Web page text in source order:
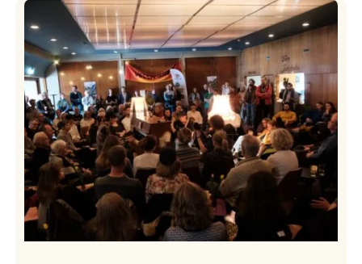
frå
Vossa
Jazz
om
endringar
i
administrasjonen